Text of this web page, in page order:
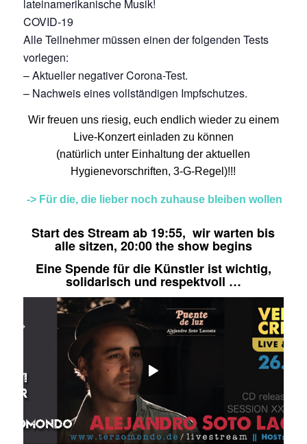
lateinamerikanische Musik!
COVID-19
Alle Teilnehmer müssen einen der folgenden Tests
vorlegen:
– Aktueller negativer Corona-Test.
– Nachweis eines vollständigen Impfschutzes.
Wir freuen uns riesig, euch endlich wieder zu einem
Live-Konzert einladen zu können
(natürlich unter Einhaltung der aktuellen
Hygienevorschriften, 3-G-Regel)!!!
-> Für die, die lieber noch zuhause bleiben wollen
Start des Stream ab 19:55, wir warten bis
alle sitzen, 20:00 the show begins
Eine Spende für die Künstler ist wichtig,
solidarisch und respektvoll …